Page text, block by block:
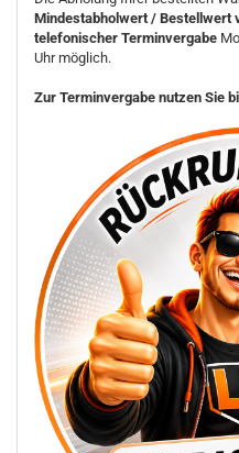
Mindestabholwert / Bestellwert
telefonischer Terminvergabe
Uhr möglich.
Zur Terminvergabe nutzen Sie